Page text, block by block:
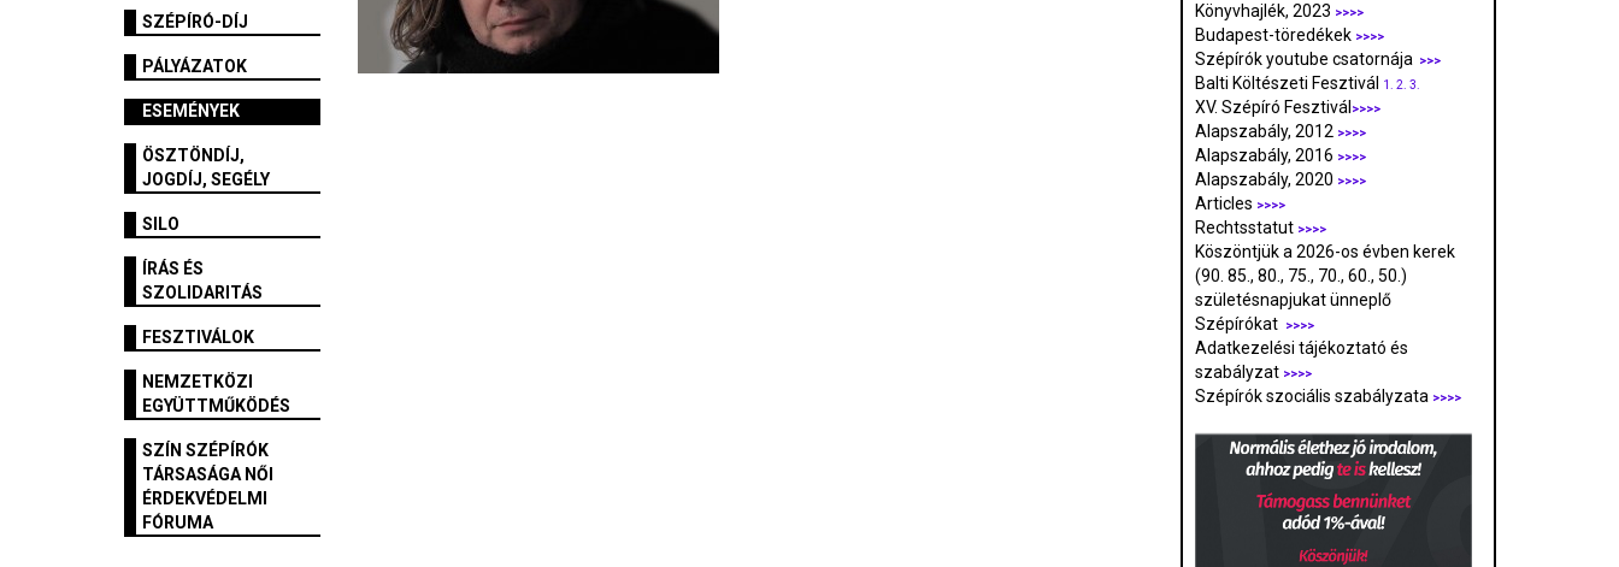
SZÉPÍRÓ-DÍJ
PÁLYÁZATOK
ESEMÉNYEK
ÖSZTÖNDÍJ,
JOGDÍJ, SEGÉLY
SILO
ÍRÁS ÉS
SZOLIDARITÁS
FESZTIVÁLOK
NEMZETKÖZI
EGYÜTTMŰKÖDÉS
SZÍN SZÉPÍRÓK
TÁRSASÁGA NŐI
ÉRDEKVÉDELMI
FÓRUMA
Könyvhajlék, 2023 >>>>
Budapest-töredékek >>>>
Szépírók youtube csatornája >>>
Balti Költészeti Fesztivál 1. 2. 3.
XV. Szépíró Fesztivál >>>>
Alapszabály, 2012 >>>>
Alapszabály, 2016 >>>>
Alapszabály, 2020 >>>>
Articles >>>>
Rechtsstatut >>>>
Köszöntjük a 2026-os évben kerek
(90. 85., 80., 75., 70., 60., 50.)
születésnapjukat ünneplő
Szépírókat
>>>>
Adatkezelési tájékoztató és
szabályzat >>>>
Szépírók szociális szabályzata >>>>